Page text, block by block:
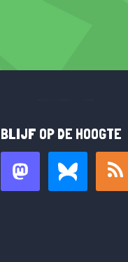
BLIJF OP DE HOOGTE